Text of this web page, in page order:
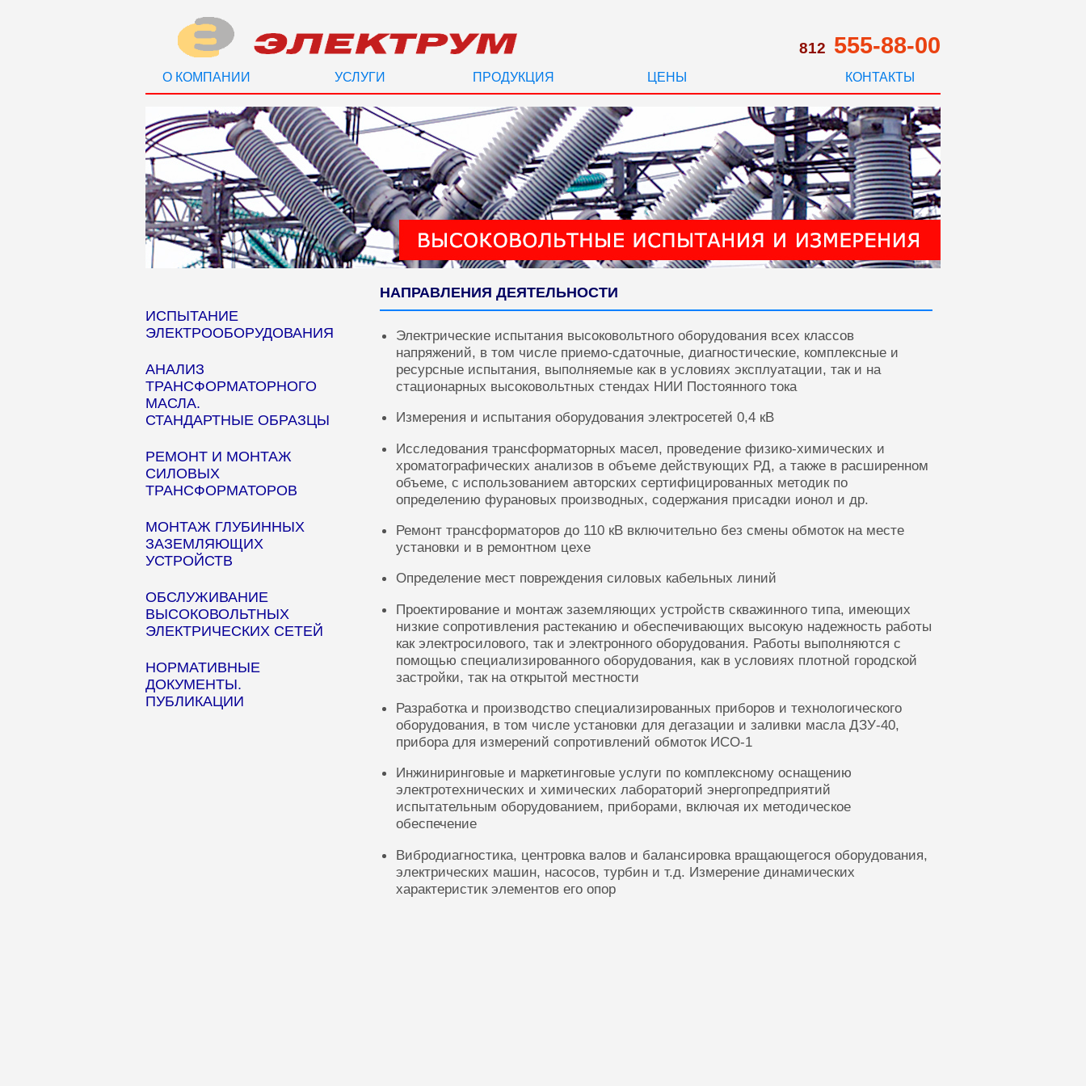
812 555-88-00
О КОМПАНИИ УСЛУГИ ПРОДУКЦИЯ ЦЕНЫ КОНТАКТЫ
ИСПЫТАНИЕ
ЭЛЕКТРООБОРУДОВАНИЯ
АНАЛИЗ
ТРАНСФОРМАТОРНОГО
МАСЛА.
СТАНДАРТНЫЕ ОБРАЗЦЫ
РЕМОНТ И МОНТАЖ
СИЛОВЫХ
ТРАНСФОРМАТОРОВ
МОНТАЖ ГЛУБИННЫХ
ЗАЗЕМЛЯЮЩИХ
УСТРОЙСТВ
ОБСЛУЖИВАНИЕ
ВЫСОКОВОЛЬТНЫХ
ЭЛЕКТРИЧЕСКИХ СЕТЕЙ
НОРМАТИВНЫЕ
ДОКУМЕНТЫ.
ПУБЛИКАЦИИ
НАПРАВЛЕНИЯ ДЕЯТЕЛЬНОСТИ
Электрические испытания высоковольтного оборудования всех классов
напряжений, в том числе приемо-сдаточные, диагностические, комплексные и
ресурсные испытания, выполняемые как в условиях эксплуатации, так и на
стационарных высоковольтных стендах НИИ Постоянного тока
Измерения и испытания оборудования электросетей 0,4 кВ
Исследования трансформаторных масел, проведение физико-химических и
хроматографических анализов в объеме действующих РД, а также в расширенном
объеме, с использованием авторских сертифицированных методик по
определению фурановых производных, содержания присадки ионол и др.
Ремонт трансформаторов до 110 кВ включительно без смены обмоток на месте
установки и в ремонтном цехе
Определение мест повреждения силовых кабельных линий
Проектирование и монтаж заземляющих устройств скважинного типа, имеющих
низкие сопротивления растеканию и обеспечивающих высокую надежность работы
как электросилового, так и электронного оборудования. Работы выполняются с
помощью специализированного оборудования, как в условиях плотной городской
застройки, так на открытой местности
Разработка и производство специализированных приборов и технологического
оборудования, в том числе установки для дегазации и заливки масла ДЗУ-40,
прибора для измерений сопротивлений обмоток ИСО-1
Инжиниринговые и маркетинговые услуги по комплексному оснащению
электротехнических и химических лабораторий энергопредприятий
испытательным оборудованием, приборами, включая их методическое
обеспечение
Вибродиагностика, центровка валов и балансировка вращающегося оборудования,
электрических машин, насосов, турбин и т.д. Измерение динамических
характеристик элементов его опор